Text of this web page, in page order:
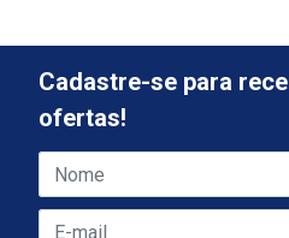
Cadastre-se para
ofertas!